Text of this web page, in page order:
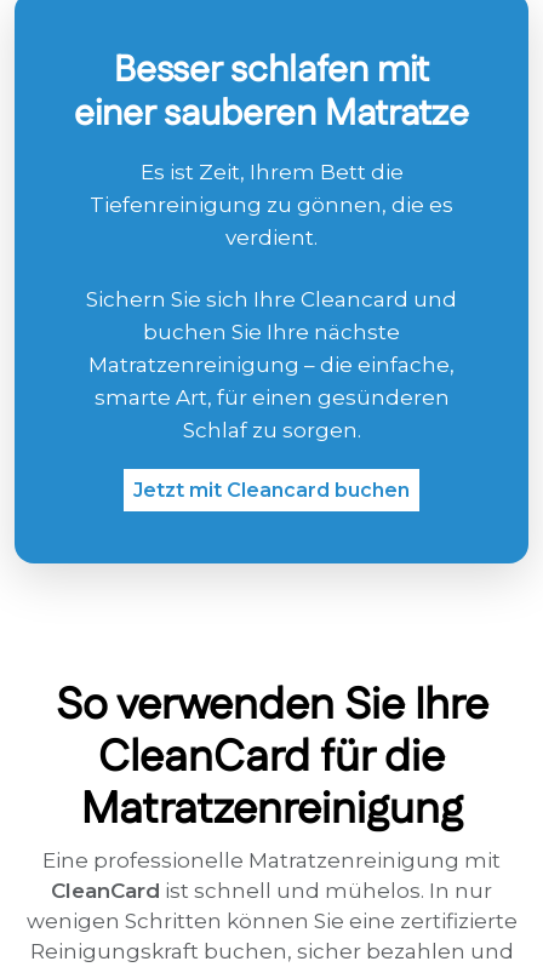
Besser schlafen mit
einer sauberen Matratze
Es ist Zeit, Ihrem Bett die
Tiefenreinigung zu gönnen, die es
verdient.
Sichern Sie sich Ihre Cleancard und
buchen Sie Ihre nächste
Matratzenreinigung – die einfache,
smarte Art, für einen gesünderen
Schlaf zu sorgen.
Jetzt mit Cleancard buchen
So verwenden Sie Ihre
CleanCard für die
Matratzenreinigung
Eine professionelle Matratzenreinigung mit
CleanCard ist schnell und mühelos. In nur
wenigen Schritten können Sie eine zertifizierte
Reinigungskraft buchen, sicher bezahlen und